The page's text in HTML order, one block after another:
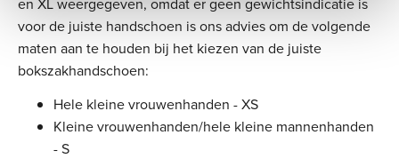
voor de juiste handschoen is ons advies om de volgende
maten aan te houden bij het kiezen van de juiste
bokszakhandschoen:
Hele kleine vrouwenhanden - XS
Kleine vrouwenhanden/hele kleine mannenhanden
- S